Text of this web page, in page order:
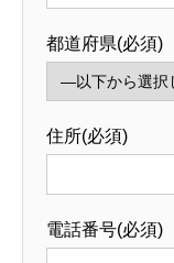
都道府県(必須)
住所(必須)
電話番号(必須)